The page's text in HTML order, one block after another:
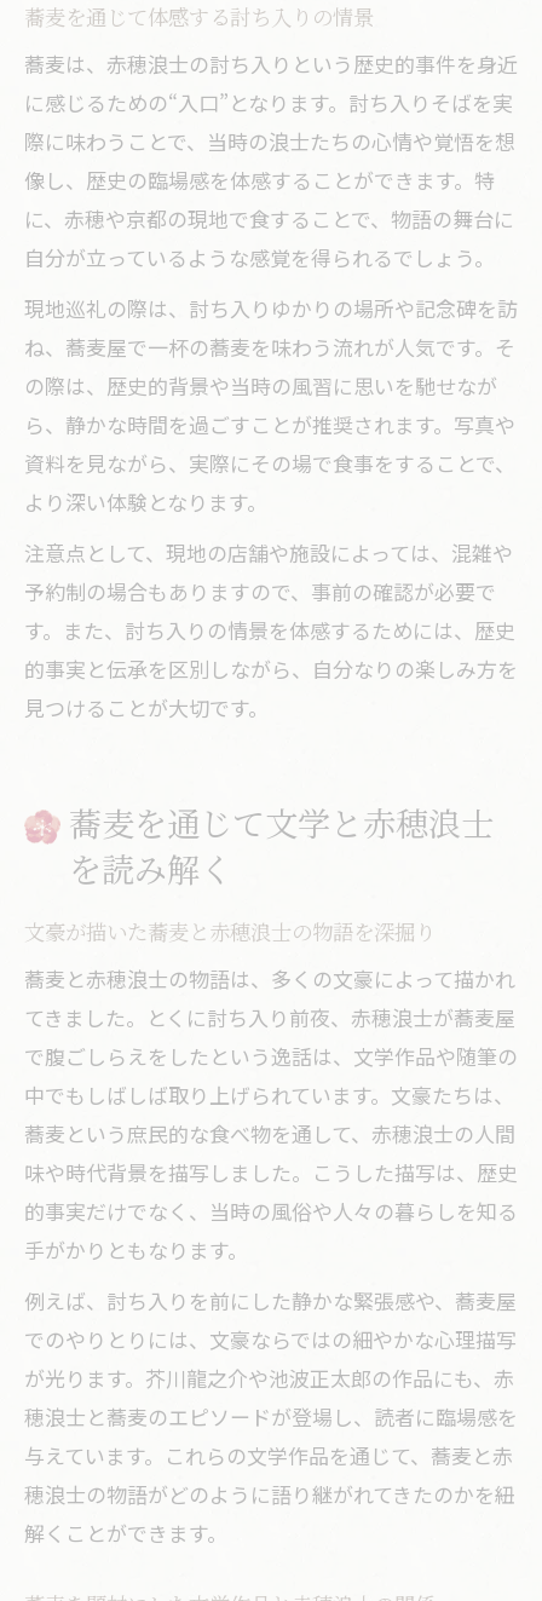
蕎麦を通じて体感する討ち入りの情景
蕎麦は、赤穂浪士の討ち入りという歴史的事件を身近
に感じるための“入口”となります。討ち入りそばを実
際に味わうことで、当時の浪士たちの心情や覚悟を想
像し、歴史の臨場感を体感することができます。特
に、赤穂や京都の現地で食することで、物語の舞台に
自分が立っているような感覚を得られるでしょう。
現地巡礼の際は、討ち入りゆかりの場所や記念碑を訪
ね、蕎麦屋で一杯の蕎麦を味わう流れが人気です。そ
の際は、歴史的背景や当時の風習に思いを馳せなが
ら、静かな時間を過ごすことが推奨されます。写真や
資料を見ながら、実際にその場で食事をすることで、
より深い体験となります。
注意点として、現地の店舗や施設によっては、混雑や
予約制の場合もありますので、事前の確認が必要で
す。また、討ち入りの情景を体感するためには、歴史
的事実と伝承を区別しながら、自分なりの楽しみ方を
見つけることが大切です。
蕎麦を通じて文学と赤穂浪士
を読み解く
文豪が描いた蕎麦と赤穂浪士の物語を深掘り
蕎麦と赤穂浪士の物語は、多くの文豪によって描かれ
てきました。とくに討ち入り前夜、赤穂浪士が蕎麦屋
で腹ごしらえをしたという逸話は、文学作品や随筆の
中でもしばしば取り上げられています。文豪たちは、
蕎麦という庶民的な食べ物を通して、赤穂浪士の人間
味や時代背景を描写しました。こうした描写は、歴史
的事実だけでなく、当時の風俗や人々の暮らしを知る
手がかりともなります。
例えば、討ち入りを前にした静かな緊張感や、蕎麦屋
でのやりとりには、文豪ならではの細やかな心理描写
が光ります。芥川龍之介や池波正太郎の作品にも、赤
穂浪士と蕎麦のエピソードが登場し、読者に臨場感を
与えています。これらの文学作品を通じて、蕎麦と赤
穂浪士の物語がどのように語り継がれてきたのかを紐
解くことができます。